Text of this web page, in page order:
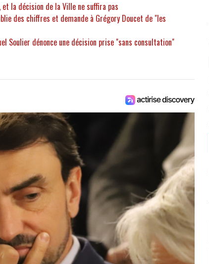
la décision de la Ville ne suffira pas
des chiffres et demande à Grégory Doucet de "les
Soulier dénonce une décision prise "sans consultation"